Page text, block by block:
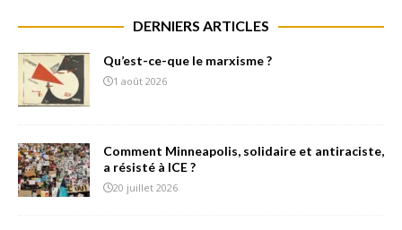
DERNIERS ARTICLES
Qu’est-ce-que le marxisme ?
1 août 2026
Comment Minneapolis, solidaire et antiraciste,
a résisté à ICE ?
20 juillet 2026